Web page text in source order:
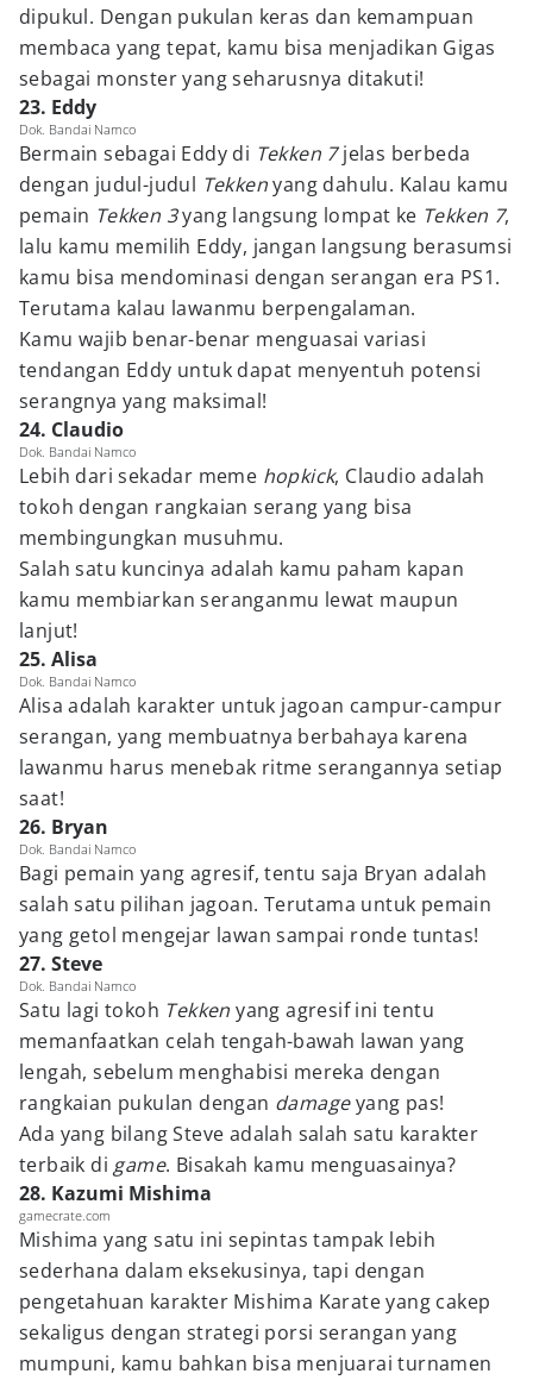
dipukul. Dengan pukulan keras dan kemampuan
membaca yang tepat, kamu bisa menjadikan Gigas
sebagai monster yang seharusnya ditakuti!
23. Eddy
Dok. Bandai Namco
Bermain sebagai Eddy di Tekken 7jelas berbeda
dengan judul-judul Tekkenyang dahulu. Kalau kamu
pemain Tekken 3yang langsung lompat ke Tekken 7,
lalu kamu memilih Eddy, jangan langsung berasumsi
kamu bisa mendominasi dengan serangan era PS1.
Terutama kalau lawanmu berpengalaman.
Kamu wajib benar-benar menguasai variasi
tendangan Eddy untuk dapat menyentuh potensi
serangnya yang maksimal!
24. Claudio
Dok. Bandai Namco
Lebih dari sekadar meme hopkick, Claudio adalah
tokoh dengan rangkaian serang yang bisa
membingungkan musuhmu.
Salah satu kuncinya adalah kamu paham kapan
kamu membiarkan seranganmu lewat maupun
lanjut!
25. Alisa
Dok. Bandai Namco
Alisa adalah karakter untuk jagoan campur-campur
serangan, yang membuatnya berbahaya karena
lawanmu harus menebak ritme serangannya setiap
saat!
26. Bryan
Dok. Bandai Namco
Bagi pemain yang agresif, tentu saja Bryan adalah
salah satu pilihan jagoan. Terutama untuk pemain
yang getol mengejar lawan sampai ronde tuntas!
27. Steve
Dok. Bandai Namco
Satu lagi tokoh Tekken yang agresif ini tentu
memanfaatkan celah tengah-bawah lawan yang
lengah, sebelum menghabisi mereka dengan
rangkaian pukulan dengan damageyang pas!
Ada yang bilang Steve adalah salah satu karakter
terbaik di game. Bisakah kamu menguasainya?
28. Kazumi Mishima
gamecrate.com
Mishima yang satu ini sepintas tampak lebih
sederhana dalam eksekusinya, tapi dengan
pengetahuan karakter Mishima Karate yang cakep
sekaligus dengan strategi porsi serangan yang
mumpuni, kamu bahkan bisa menjuarai turnamen